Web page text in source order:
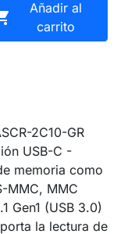
Añadir al
carrito
2C10-GR
USB-C -
memoria como
MMC, MMC
Gen1 (USB 3.0)
la lectura de